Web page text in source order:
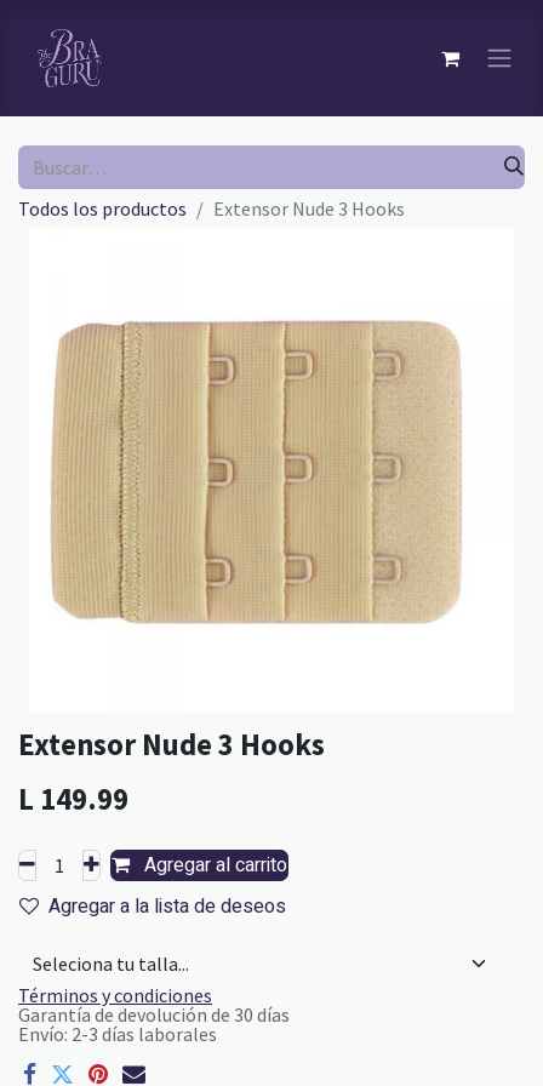
Todos los productos Extensor Nude 3 Hooks
Extensor Nude 3 Hooks
L 149.99
Agregar al carrito
Agregar a la lista de deseos
Términos y condiciones
Garantía de devolución de 30 días
Envío: 2-3 días laborales